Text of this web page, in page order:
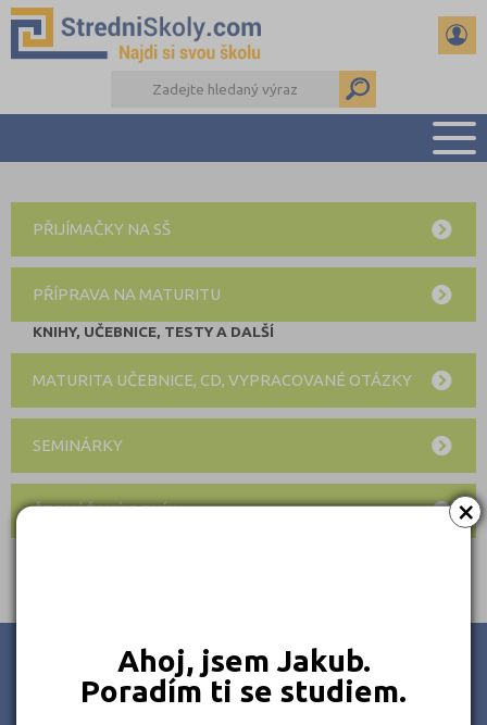
×
Ahoj, jsem Jakub.
Poradím ti se studiem.
PŘEHLED ŠKOL
PŘÍPRAVA NA PŘIJÍMAČKY
DŮLEŽITÉ TERMÍNY
REFERÁTY A SEMINÁRKY
DALŠÍ DRUHY ŠKOL
PŘIJÍMAČKY NA SŠ
PŘÍPRAVA NA MATURITU
KNIHY, UČEBNICE, TESTY A DALŠÍ
MATURITA UČEBNICE, CD, VYPRACOVANÉ OTÁZKY
SEMINÁRKY
ČTENÁŘSKÝ DENÍK